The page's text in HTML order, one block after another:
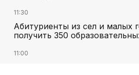
11:30
Абитуриенты из сел и малых
получить 350
11:00